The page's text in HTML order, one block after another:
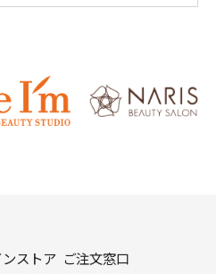
ストア ご注文窓口